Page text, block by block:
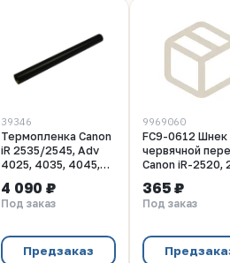
39346
Термопленка Canon
iR 2535/2545, Adv
4025, 4035, 4045,
смазка) (Katun)
4 090 ₽
Под заказ
Предзаказ
9969060
FC9-0612 Шнек
червячной
Canon iR-2520,
Adv 4025, 4035,
4045, 4051
365 ₽
Под заказ